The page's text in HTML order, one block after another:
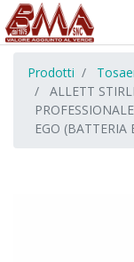
Prodotti
ALLETT
EGO (BATTERIA